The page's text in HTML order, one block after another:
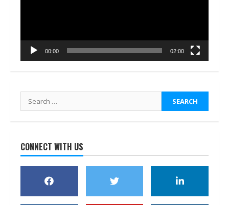
00:00 02:00
Search
for:
CONNECT WITH US